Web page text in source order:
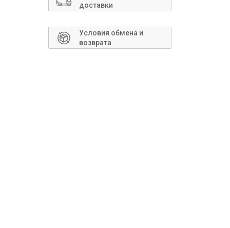
доставки
Условия обмена и
возврата
Сантехника